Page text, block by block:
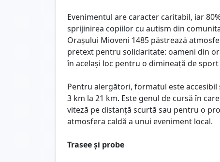
Evenimentul are caracter caritabil, iar
sprijinirea copiilor cu autism din
Orașului Mioveni 1485 păstrează
pretext pentru solidaritate: oameni din
în același loc pentru o dimineață de sport
Pentru alergători, formatul este accesibil
3 km la 21 km. Este genul de cursă în
viteză pe distanță scurtă sau pentru o
atmosfera caldă a unui eveniment local.
Trasee și probe